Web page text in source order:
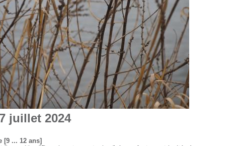
juillet 2024
[9 ... 12 ans]